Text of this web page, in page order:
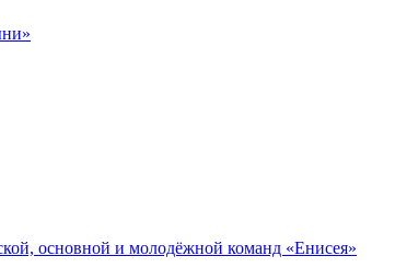
основной и молодёжной команд «Енисея»